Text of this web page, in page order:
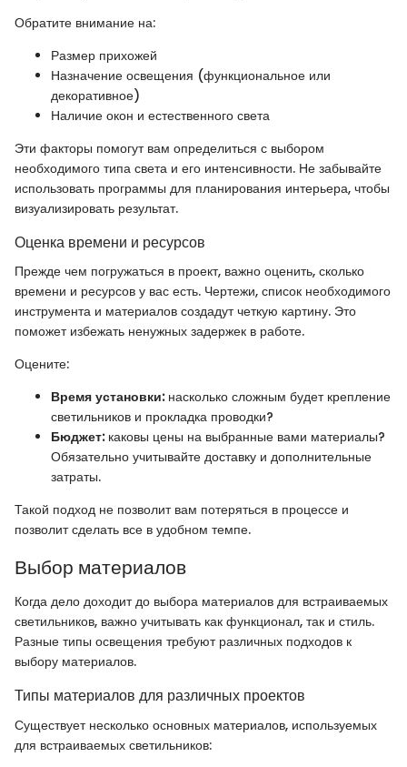
Обратите внимание на:
Размер прихожей
Назначение освещения (функциональное или
декоративное)
Наличие окон и естественного света
Эти факторы помогут вам определиться с выбором
необходимого типа света и его интенсивности. Не забывайте
использовать программы для планирования интерьера, чтобы
визуализировать результат.
Оценка времени и ресурсов
Прежде чем погружаться в проект, важно оценить, сколько
времени и ресурсов у вас есть. Чертежи, список необходимого
инструмента и материалов создадут четкую картину. Это
поможет избежать ненужных задержек в работе.
Оцените:
Время установки:насколько сложным будет крепление
светильников и прокладка проводки?
Бюджет:каковы цены на выбранные вами материалы?
Обязательно учитывайте доставку и дополнительные
затраты.
Такой подход не позволит вам потеряться в процессе и
позволит сделать все в удобном темпе.
Выбор материалов
Когда дело доходит до выбора материалов для встраиваемых
светильников, важно учитывать как функционал, так и стиль.
Разные типы освещения требуют различных подходов к
выбору материалов.
Типы материалов для различных проектов
Существует несколько основных материалов, используемых
для встраиваемых светильников: